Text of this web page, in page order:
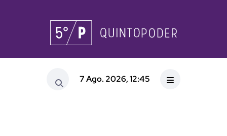
7 Ago. 2026, 12:45